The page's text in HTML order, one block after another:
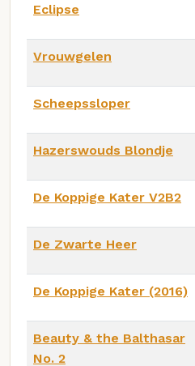
Eclipse
Vrouwgelen
Scheepssloper
Hazerswouds Blondje
De Koppige Kater V2B2
De Zwarte Heer
De Koppige Kater (2016)
Beauty & the Balthasar
No. 2